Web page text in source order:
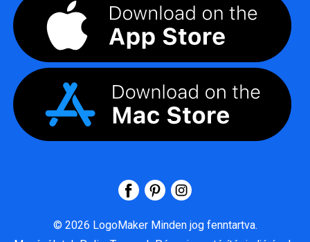
© 2026 LogoMaker Minden jog fenntartva.